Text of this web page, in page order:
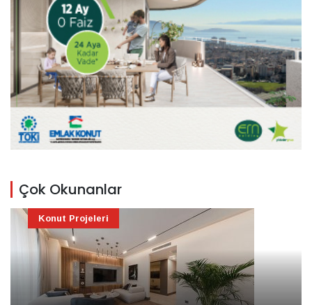
Çok Okunanlar
Konut Projeleri